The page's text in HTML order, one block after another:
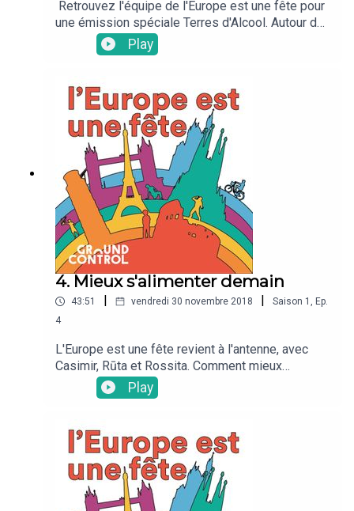
Retrouvez l'équipe de l'Europe est une fête pour
une émission spéciale Terres d'Alcool. Autour de
la table : Sinead (Irlande), Renée (Grèce, Ruta
(Lituanie) Ruben (Pays-Bas) et Casimir (France).
pays : whisky irlandais, beerenburger hollandais,
tsipouro grec...
Play
4. Mieux s'alimenter demain
43:51 | vendredi 30 novembre 2018 | Saison 1 , Ep.
4
L'Europe est une fête revient à l'antenne, avec
Casimir, Rūta et Rossita. Comment mieux
s'alimenter ? Et si on s'inspirait des meilleurs
plats cuisinés dans les régions du monde ?
Play